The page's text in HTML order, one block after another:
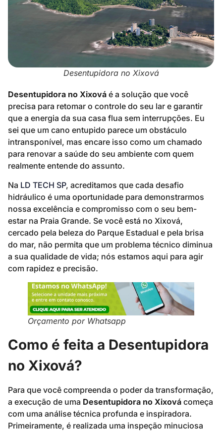
Desentupidora no Xixová
Desentupidora no Xixová é a solução que você
precisa para retomar o controle do seu lar e garantir
que a energia da sua casa flua sem interrupções. Eu
sei que um cano entupido parece um obstáculo
intransponível, mas encare isso como um chamado
para renovar a saúde do seu ambiente com quem
realmente entende do assunto.
Na LD TECH SP, acreditamos que cada desafio
hidráulico é uma oportunidade para demonstrarmos
nossa excelência e compromisso com o seu bem-
estar na Praia Grande. Se você está no Xixová,
cercado pela beleza do Parque Estadual e pela brisa
do mar, não permita que um problema técnico diminua
a sua qualidade de vida; nós estamos aqui para agir
com rapidez e precisão.
Orçamento por Whatsapp
Como é feita a Desentupidora
no Xixová?
Para que você compreenda o poder da transformação,
a execução de uma Desentupidora no Xixová começa
com uma análise técnica profunda e inspiradora.
Primeiramente, é realizada uma inspeção minuciosa